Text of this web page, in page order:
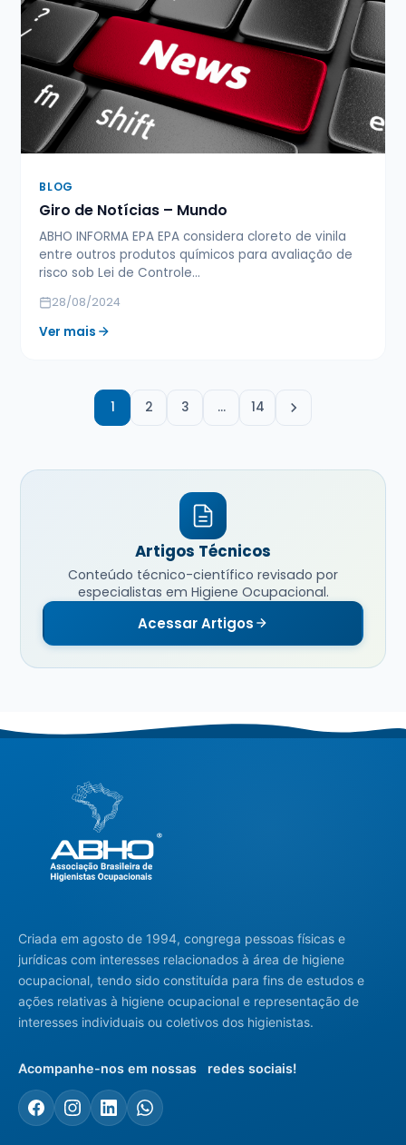
BLOG
Giro de Notícias – Mundo
ABHO INFORMA EPA EPA considera cloreto de vinila
entre outros produtos químicos para avaliação de
risco sob Lei de Controle…
28/08/2024
Ver mais
1 2 3 … 14
Artigos Técnicos
Conteúdo técnico-científico revisado por
especialistas em Higiene Ocupacional.
Acessar Artigos
Criada em agosto de 1994, congrega pessoas físicas e
jurídicas com interesses relacionados à área de higiene
ocupacional, tendo sido constituída para fins de estudos e
ações relativas à higiene ocupacional e representação de
interesses individuais ou coletivos dos higienistas.
Acompanhe-nos em nossas redes sociais!